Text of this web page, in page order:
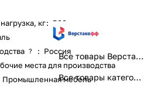
кг: 500
? : Россия
места для производства
Промышленная мебель
Все товары Верстакофф
Все товары категории